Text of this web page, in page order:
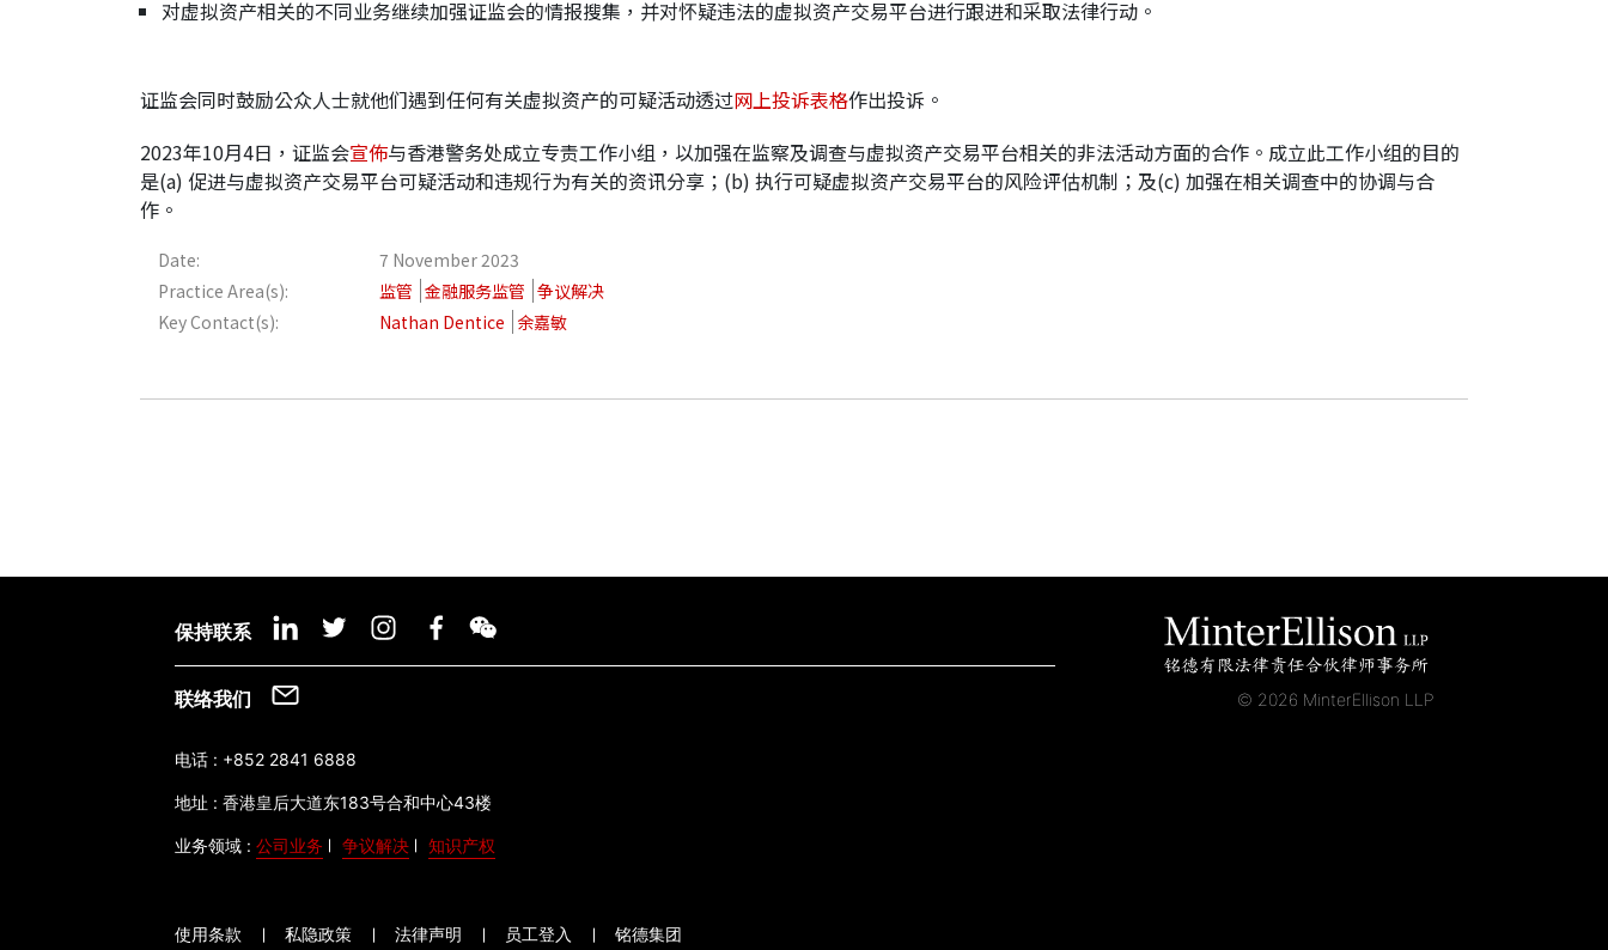
对虚拟资产相关的不同业务继续加强证监会的情报搜集，并对怀疑违法的虚拟资产交易平台进行跟进和采取法律行动。
证监会同时鼓励公众人士就他们遇到任何有关虚拟资产的可疑活动透过网上投诉表格作出投诉。
2023年10月4日，证监会宣佈与香港警务处成立专责工作小组，以加强在监察及调查与虚拟资产交易平台相关的非法活动方面的合作。成立此工作小组的目的
是(a) 促进与虚拟资产交易平台可疑活动和违规行为有关的资讯分享；(b) 执行可疑虚拟资产交易平台的风险评估机制；及(c) 加强在相关调查中的协调与合
作。
Date:
7 November 2023
Practice Area(s):
监管 金融服务监管 争议解决
Key Contact(s):
Nathan Dentice 余嘉敏
© 2026 MinterEllison LLP
保持联系
联络我们
电话 : +852 2841 6888
地址 :香港皇后大道东183号合和中心43楼
业务领域 : 公司业务 争议解决 知识产权
使用条款 私隐政策 法律声明 员工登入 铭德集团